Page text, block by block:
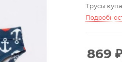
Трусы
869 ₽